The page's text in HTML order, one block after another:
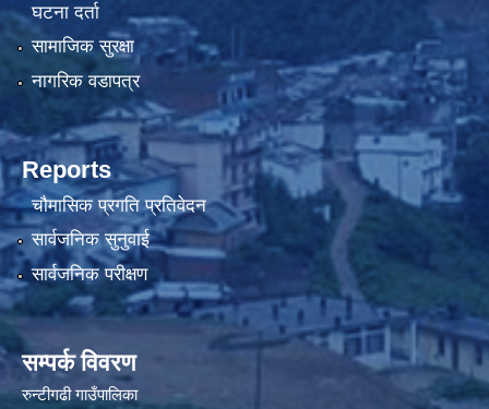
घटना दर्ता
सामाजिक सुरक्षा
नागरिक वडापत्र
Reports
चौमासिक प्रगति प्रतिवेदन
सार्वजनिक सुनुवाई
सार्वजनिक परीक्षण
सम्पर्क विवरण
रुन्टीगढी गाउँपालिका